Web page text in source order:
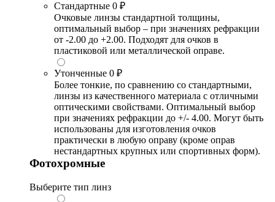
Стандартные 0 ₽
Очковые линзы стандартной толщины,
оптимальный выбор – при значениях рефракции
от -2.00 до +2.00. Подходят для очков в
пластиковой или металлической оправе.
Утонченные 0 ₽
Более тонкие, по сравнению со стандартными,
линзы из качественного материала с отличными
оптическими свойствами. Оптимальный выбор
при значениях рефракции до +/- 4.00. Могут быть
использованы для изготовления очков
практически в любую оправу (кроме оправ
нестандартных крупных или спортивных форм).
Фотохромные
Выберите тип линз